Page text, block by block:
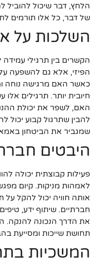
הלחץ, דבר שיכול להוביל
של דבר, כל אלו תורמים
השלכות על
הקשרים בין תרגילי
הפיזי, אלא גם להשפעה
כאשר האם מרגישה נוחה
חיובית יותר. תרגילים
האם, לשפר את יכולת
להבין שתרגול קבוע יכול
שמגביר את הביטחון
היבטים
פעילות קבוצתית יכולה
לאמהות מניקות. קיום
אותה חוויה יכול להקל על
חברתיים. שיתוף ידע,
את הדרך הנכונה להנקה.
תחושת שייכות ומסייעת
המשכיות